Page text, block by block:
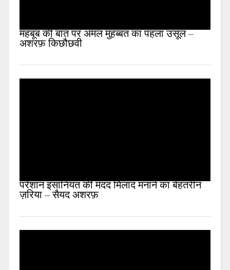
महबूब की बात पर अमल मुहब्बत का पहला उसूल –
अशरफ़ किछौछवी
परेशान इंसानियत की मदद मिलाद मनाने का बेहतरीन
ज़रिया – सैयद अशरफ़